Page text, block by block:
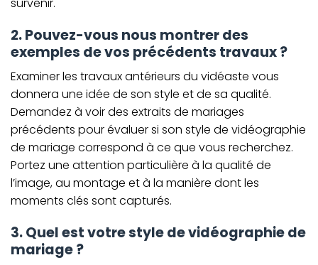
2. Pouvez-vous nous montrer des
exemples de vos précédents travaux ?
Examiner les travaux antérieurs du vidéaste vous
donnera une idée de son style et de sa qualité.
Demandez à voir des extraits de mariages
précédents pour évaluer si son style de vidéographie
de mariage correspond à ce que vous recherchez.
Portez une attention particulière à la qualité de
l’image, au montage et à la manière dont les
moments clés sont capturés.
3. Quel est votre style de vidéographie de
mariage ?